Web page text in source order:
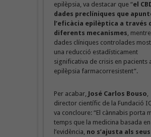
epilèpsia, va destacar que “el
dades preclíniques que
l’eficàcia epilèptica a través
diferents mecanismes,
dades clíniques controlades
una reducció estadísticament
significativa de crisis en pacients
epilèpsia farmacorresistent”.
Per acabar, José Carlos Bouso,
director científic de la Fundació
va concloure: “El cànnabis porta
temps que la medicina basada en
l’evidència, no s’ajusta als seus